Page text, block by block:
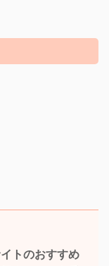
トのおすすめ